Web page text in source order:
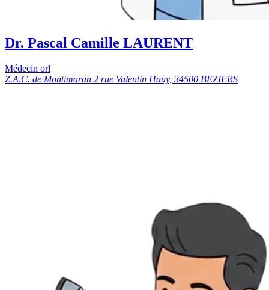
Dr. Pascal Camille LAURENT
Médecin orl
Z.A.C. de Montimaran 2 rue Valentin Haüy, 34500 BEZIERS